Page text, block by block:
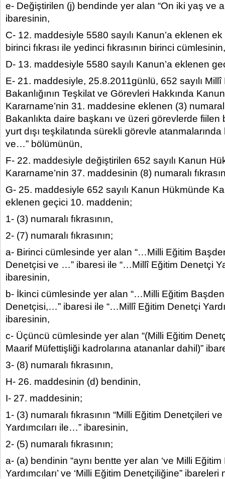
e- Değiştirilen (j) bendinde yer alan “On iki yaş ve
ibaresinin,
C- 12. maddesiyle 5580 sayılı Kanun’a eklenen
birinci fıkrası ile yedinci fıkrasının birinci cümlesinin,
D- 13. maddesiyle 5580 sayılı Kanun’a eklenen
E- 21. maddesiyle, 25.8.2011günlü, 652 sayılı Millî
Bakanlığının Teşkilat ve Görevleri Hakkında
Kararname’nin 31. maddesine eklenen (3)
Bakanlıkta daire başkanı ve üzeri görevlerde fiilen
yurt dışı teşkilatında sürekli görevle
ve…” bölümünün,
F- 22. maddesiyle değiştirilen 652 sayılı Kanun
Kararname’nin 37. maddesinin (8) numaralı
G- 25. maddesiyle 652 sayılı Kanun Hükmünde
eklenen geçici 10. maddenin;
1- (3) numaralı fıkrasının,
2- (7) numaralı fıkrasının;
a- Birinci cümlesinde yer alan “…Milli Eğitim
Denetçisi ve …” ibaresi ile “…Millî Eğitim Denetçi
ibaresinin,
b- İkinci cümlesinde yer alan “…Milli Eğitim
Denetçisi,…” ibaresi ile “…Millî Eğitim Denetçi
ibaresinin,
c- Üçüncü cümlesinde yer alan “(Milli Eğitim Denetçi
Maarif Müfettişliği kadrolarına atananlar dahil)”
3- (8) numaralı fıkrasının,
H- 26. maddesinin (d) bendinin,
I- 27. maddesinin;
1- (3) numaralı fıkrasının “Milli Eğitim Denetçileri
Yardımcıları ile…” ibaresinin,
2- (5) numaralı fıkrasının;
a- (a) bendinin “aynı bentte yer alan ‘ve Milli
Yardımcıları’ ve ‘Milli Eğitim Denetçiliğine”